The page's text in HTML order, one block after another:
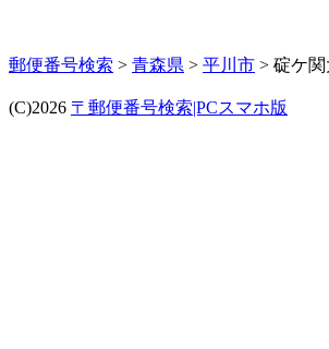
郵便番号検索 > 青森県 > 平川市 > 碇ケ
(C)2026 〒郵便番号検索|PCスマホ版